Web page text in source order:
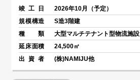
竣 工 日
2026年10月（予定）
規模構造
S造3階建
種類
大型マルチテナント型物流施設
延床面積
24,500㎡
出資者
(株)NAMIJU他